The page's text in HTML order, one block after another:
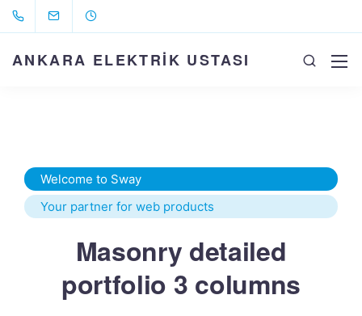
ANKARA ELEKTRİK USTASI
Welcome to Sway
Your partner for web products
Masonry detailed
portfolio 3 columns